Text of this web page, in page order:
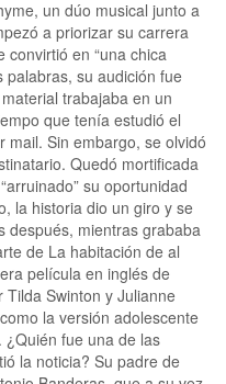
un dúo musical junto a
a priorizar su carrera
convirtió en “una chica
palabras, su audición fue
trabajaba en un
que tenía estudió el
mail. Sin embargo, se olvidó
Quedó mortificada
su oportunidad
la historia dio un giro y se
después, mientras grababa
de La habitación de al
película en inglés de
Swinton y Julianne
la versión adolescente
fue una de las
la noticia? Su padre de